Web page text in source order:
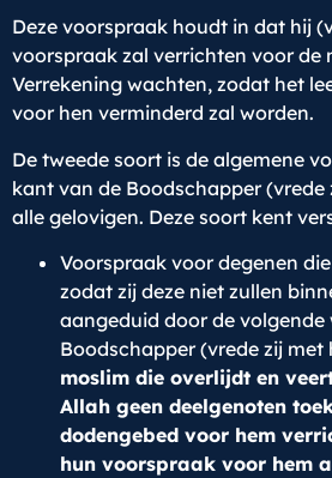
Deze voorspraak houdt in dat hij
voorspraak zal verrichten voor de
Verrekening wachten, zodat het
voor hen verminderd zal worden.
De tweede soort is de algemene
kant van de Boodschapper
alle gelovigen. Deze soort kent
Voorspraak voor degenen
zodat zij deze niet zullen
aangeduid door de volgende
Boodschapper (vrede zij met
moslim die overlijdt en
Allah geen deelgenoten
dodengebed voor hem
hun voorspraak voor hem